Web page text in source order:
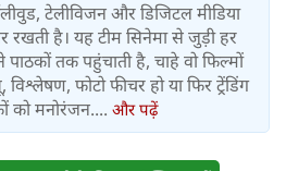
टेलीविजन और डिजिटल मीडिया
रखती है। यह टीम सिनेमा से जुड़ी हर
पाठकों तक पहुंचाती है, चाहे वो फिल्मों
विश्लेषण, फोटो फीचर हो या फिर ट्रेंडिंग
को मनोरंजन.... और पढ़ें